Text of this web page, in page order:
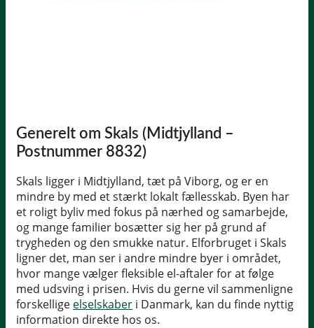
Generelt om Skals (Midtjylland –
Postnummer 8832)
Skals ligger i Midtjylland, tæt på Viborg, og er en
mindre by med et stærkt lokalt fællesskab. Byen har
et roligt byliv med fokus på nærhed og samarbejde,
og mange familier bosætter sig her på grund af
trygheden og den smukke natur. Elforbruget i Skals
ligner det, man ser i andre mindre byer i området,
hvor mange vælger fleksible el-aftaler for at følge
med udsving i prisen. Hvis du gerne vil sammenligne
forskellige elselskaber i Danmark, kan du finde nyttig
information direkte hos os.